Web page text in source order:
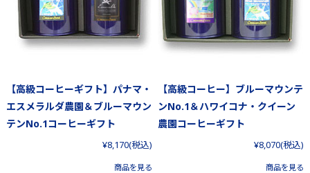
【高級コーヒーギフト】パナマ・
エスメラルダ農園＆ブルーマウン
テンNo.1コーヒーギフト
¥8,170(税込)
商品を見る
【高級コーヒー】ブルーマウンテ
ンNo.1＆ハワイコナ・クイーン
農園コーヒーギフト
¥8,070(税込)
商品を見る